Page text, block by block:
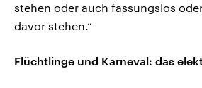
stehen oder auch fassungslos
davor stehen.“
Flüchtlinge und Karneval: das